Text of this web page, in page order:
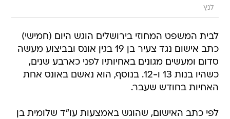
לנץ
לבית המשפט המחוזי בירושלים הוגש היום (חמישי)
כתב אישום נגד צעיר בן 19 בגין אונס ובביצוע מעשה
סדום ומעשים מגונים באחיותיו לפני כארבע שנים,
כשהיו בנות 13 ו-12. בנוסף, הוא נאשם באונס אחת
האחיות בחודש שעבר.
לפי כתב האישום, שהוגש באמצעות עו"ד שלומית בן